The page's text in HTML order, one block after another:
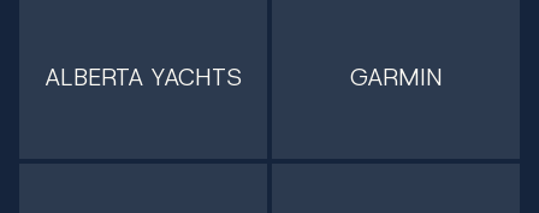
ALBERTA YACHTS GARMIN